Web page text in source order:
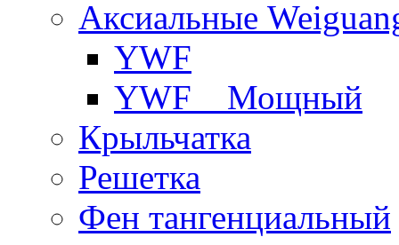
Аксиальные
YWF
YWF _ Мощный
Крыльчатка
Решетка
Фен тангенциальный